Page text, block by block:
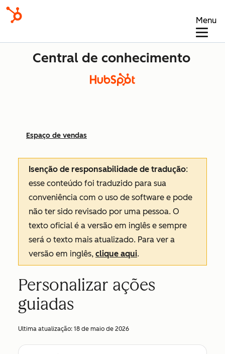
Menu
Central de conhecimento
Espaço de vendas
Isenção de responsabilidade de tradução:
esse conteúdo foi traduzido para sua
conveniência com o uso de software e pode
não ter sido revisado por uma pessoa. O
texto oficial é a versão em inglês e sempre
será o texto mais atualizado. Para ver a
versão em inglês, clique aqui.
Personalizar ações
guiadas
Ultima atualização: 18 de maio de 2026